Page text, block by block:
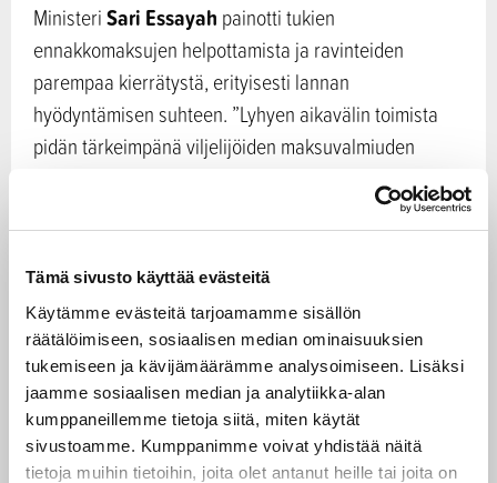
Tämä sivusto käyttää evästeitä
Käytämme evästeitä tarjoamamme sisällön
räätälöimiseen, sosiaalisen median ominaisuuksien
tukemiseen ja kävijämäärämme analysoimiseen. Lisäksi
jaamme sosiaalisen median ja analytiikka-alan
kumppaneillemme tietoja siitä, miten käytät
sivustoamme. Kumppanimme voivat yhdistää näitä
tietoja muihin tietoihin, joita olet antanut heille tai joita on
MinisteriSari Essayah painotti tukien
ennakkomaksujen helpottamista ja ravinteiden
parempaa kierrätystä, erityisesti lannan
hyödyntämisen suhteen. ”Lyhyen aikavälin toimista
pidän tärkeimpänä viljelijöiden maksuvalmiuden
varmistamista ensi syksyksi. Lisäksi tiedonanto
sisältää Suomen kannalta rakenteellisesti keskeisiä
Erityisesti lannan hyödyntämisen suhteen pidämme
muutosta jätedirektiivissä olennaisena”, ministeri
Essayah totesi.
Suomi ja muut For Forest+ -maat nostivat neuvoston
muissa asioissa esiin sen, että kestävän
metsänhoidon kriteereissä ja indikaattoreissa pitää